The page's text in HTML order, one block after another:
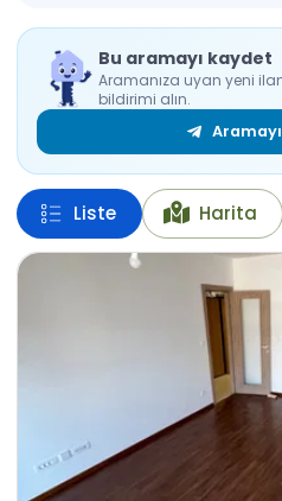
Bu aramayı kaydet
Aramanıza uyan yeni
bildirimi alın.
Liste Harita